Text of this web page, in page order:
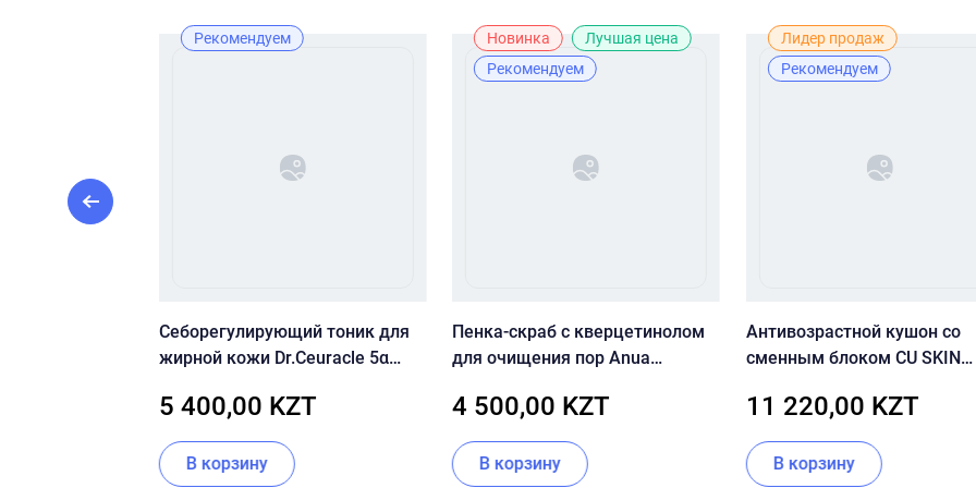
Рекомендуем
Себорегулирующий тоник для
жирной кожи Dr.Ceuracle 5α
5 400,00 KZT
В корзину
Новинка
Лучшая цена
Рекомендуем
Пенка-скраб с кверцетинолом
для очищения пор Anua
Cleansing Foam
4 500,00 KZT
В корзину
Лидер продаж
Рекомендуем
Антивозрастной кушон со
сменным блоком CU SKIN
PACT (SPF50+/PA+++) 21 тон
11 220,00 KZT
В корзину